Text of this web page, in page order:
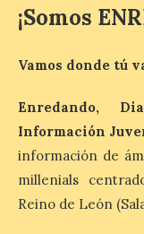
independientes
este verano la I
Artesana, una
¡Somos
Vamos donde tú
Enredando,
Información
información de
millenials
Reino de León